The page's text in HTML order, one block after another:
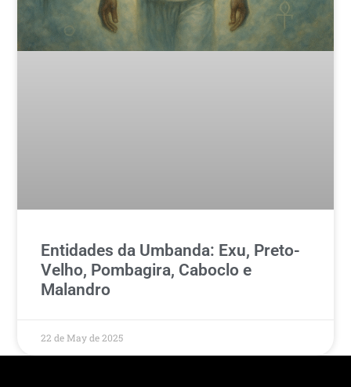
Entidades da Umbanda: Exu, Preto-
Velho, Pombagira, Caboclo e
Malandro
22 de May de 2025